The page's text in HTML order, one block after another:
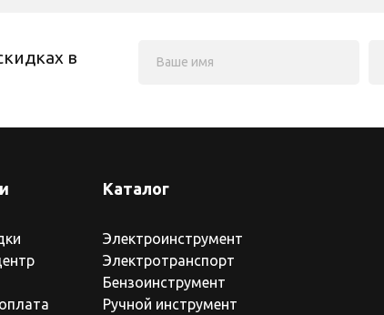
в
Каталог
Электроинструмент
Электротранспорт
Бензоинструмент
Ручной инструмент